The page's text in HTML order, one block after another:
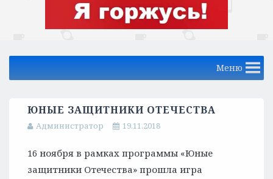
Меню
ЮНЫЕ ЗАЩИТНИКИ ОТЕЧЕСТВА
Администратор 19.11.2018
16 ноября в рамках программы «Юные
защитники Отечества» прошла игра